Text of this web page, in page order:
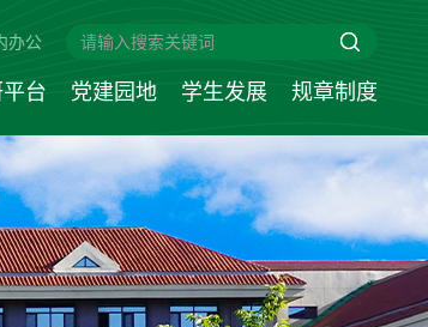
办公
台 党建园地 学生发展 规章制度